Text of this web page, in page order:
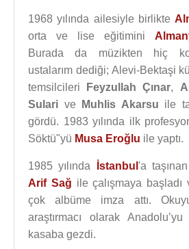
1968 yılında ailesiyle birlikte
orta ve lise eğitimini
Burada da müzikten hiç
ustalarım dediği; Alevi-Bektaşi
temsilcileri
Feyzullah Çınar,
Sulari ve Muhlis Akarsu ile
gördü. 1983 yılında ilk
Söktü"yü Musa Eroğlu ile yaptı.
1985 yılında İstanbul 'a
Arif Sağ ile çalışmaya
çok albüme imza attı.
araştırmacı olarak
kasaba gezdi.